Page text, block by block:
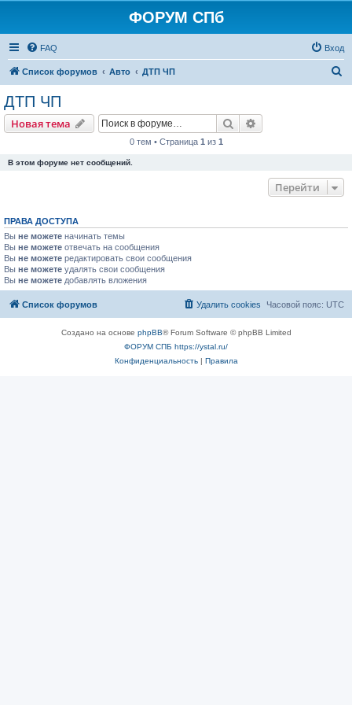
ФОРУМ СПб
FAQ Вход
Список форумов Авто ДТП ЧП
ДТП ЧП
Новая тема Поиск
0 тем • Страница 1 из 1
В этом форуме нет сообщений.
Перейти
ПРАВА ДОСТУПА
Вы не можете начинать темы
Вы не можете отвечать на сообщения
Вы не можете редактировать свои сообщения
Вы не можете удалять свои сообщения
Вы не можете добавлять вложения
Список форумов Часовой пояс: UTC
Удалить cookies
Создано на основе phpBB® Forum Software © phpBB Limited
ФОРУМ СПБ https://ystal.ru/
Конфиденциальность| Правила